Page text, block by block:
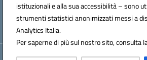
istituzionali e alla sua accessibilità – sono
strumenti statistici anonimizzati messi a
Analytics Italia.
Per saperne di più sul nostro sito, consulta